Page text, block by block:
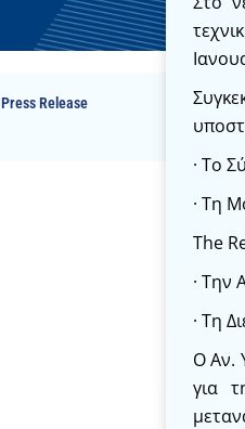
Press Release
· Το
· Τη
The
· Την
· Τη
Ο Αν.
για